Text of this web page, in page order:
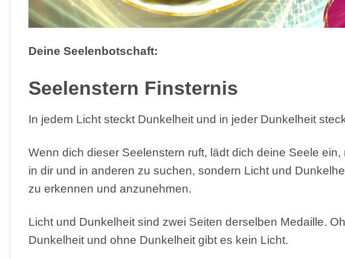
Deine Seelenbotschaft:
Seelenstern Finsternis
In jedem Licht steckt Dunkelheit und in jeder Dunkelheit
Wenn dich dieser Seelenstern ruft, lädt dich deine Seele
in dir und in anderen zu suchen, sondern Licht und
zu erkennen und anzunehmen.
Licht und Dunkelheit sind zwei Seiten derselben Medaille.
Dunkelheit und ohne Dunkelheit gibt es kein Licht.